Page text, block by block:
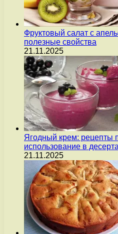
Фруктовый салат с
полезные свойства
21.11.2025
Ягодный крем: рецепты
использование в
21.11.2025